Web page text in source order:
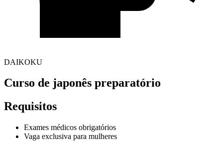
DAIKOKU
Curso de japonês preparatório
Requisitos
Exames médicos obrigatórios
Vaga exclusiva para mulheres